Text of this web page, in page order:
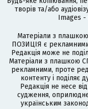
творів та/або
Images -
Матеріали з
ПОЗИЦІЯ є
Редакція може не
Матеріали з плашкою
рекламними, проте
контенту і поділяє
Редакція не несе
судження,
українським